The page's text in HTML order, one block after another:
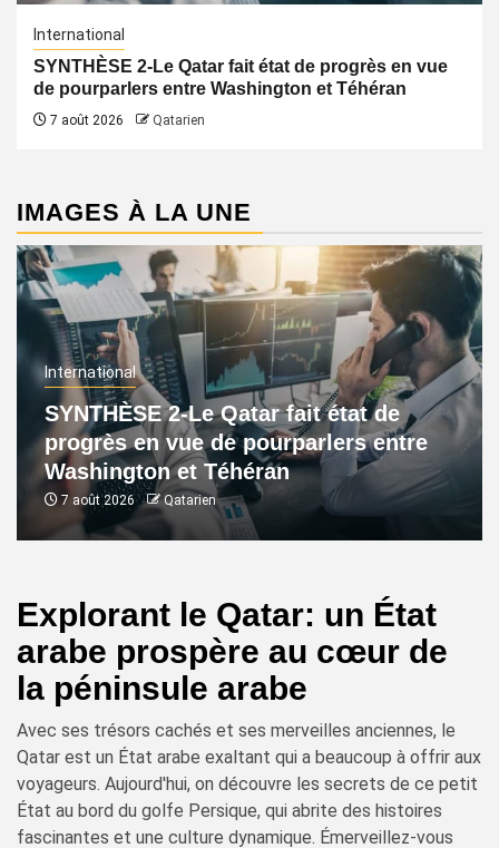
International
SYNTHÈSE 2-Le Qatar fait état de progrès en vue
de pourparlers entre Washington et Téhéran
7 août 2026 Qatarien
IMAGES À LA UNE
International
SYNTHÈSE 2-Le Qatar fait état de
progrès en vue de pourparlers entre
Washington et Téhéran
7 août 2026 Qatarien
Explorant le Qatar: un État
arabe prospère au cœur de
la péninsule arabe
Avec ses trésors cachés et ses merveilles anciennes, le
Qatar est un État arabe exaltant qui a beaucoup à offrir aux
voyageurs. Aujourd'hui, on découvre les secrets de ce petit
État au bord du golfe Persique, qui abrite des histoires
fascinantes et une culture dynamique. Émerveillez-vous